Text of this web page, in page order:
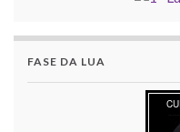
FASE DA LUA